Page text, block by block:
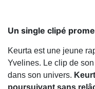
Un single clipé
Keurta est une jeune
Yvelines. Le clip de
dans son univers.